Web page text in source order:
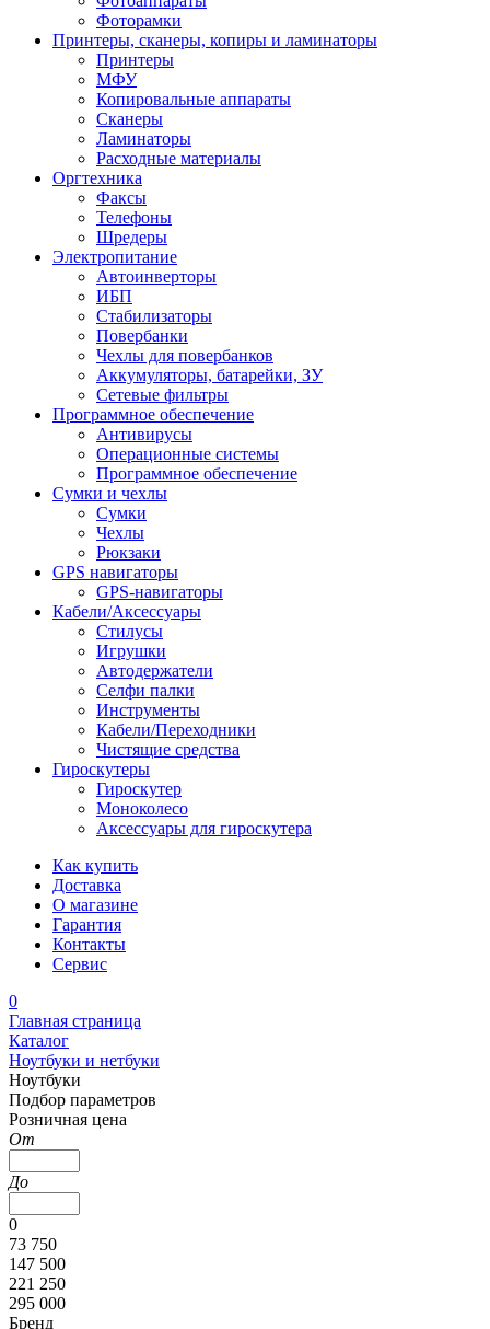
Фоторамки
Принтеры, сканеры, копиры и ламинаторы
Принтеры
МФУ
Копировальные аппараты
Сканеры
Ламинаторы
Расходные материалы
Оргтехника
Факсы
Телефоны
Шредеры
Электропитание
Автоинверторы
ИБП
Стабилизаторы
Повербанки
Чехлы для повербанков
Аккумуляторы, батарейки, ЗУ
Сетевые фильтры
Программное обеспечение
Антивирусы
Операционные системы
Программное обеспечение
Сумки и чехлы
Сумки
Чехлы
Рюкзаки
GPS навигаторы
GPS-навигаторы
Кабели/Аксессуары
Стилусы
Игрушки
Автодержатели
Селфи палки
Инструменты
Кабели/Переходники
Чистящие средства
Гироскутеры
Гироскутер
Моноколесо
Аксессуары для гироскутера
Как купить
Доставка
О магазине
Гарантия
Контакты
Сервис
0
Главная страница
Каталог
Ноутбуки и нетбуки
Ноутбуки
Подбор параметров
Розничная цена
От
До
0
73 750
147 500
221 250
295 000
Бренд